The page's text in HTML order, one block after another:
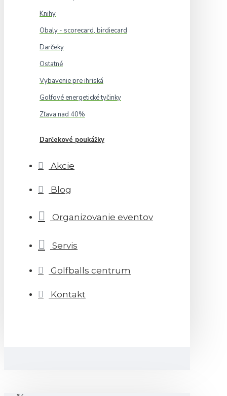
Knihy
Obaly - scorecard, birdiecard
Darčeky
Ostatné
Vybavenie pre ihriská
Golfové energetické tyčinky
Zľava nad 40%
Darčekové poukážky
Akcie
Blog
Organizovanie eventov
Servis
Golfballs centrum
Kontakt